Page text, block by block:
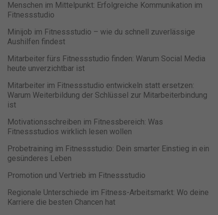
Menschen im Mittelpunkt: Erfolgreiche Kommunikation im
Fitnessstudio
Minijob im Fitnessstudio – wie du schnell zuverlässige
Aushilfen findest
Mitarbeiter fürs Fitnessstudio finden: Warum Social Media
heute unverzichtbar ist
Mitarbeiter im Fitnessstudio entwickeln statt ersetzen:
Warum Weiterbildung der Schlüssel zur Mitarbeiterbindung
ist
Motivationsschreiben im Fitnessbereich: Was
Fitnessstudios wirklich lesen wollen
Probetraining im Fitnessstudio: Dein smarter Einstieg in ein
gesünderes Leben
Promotion und Vertrieb im Fitnessstudio
Regionale Unterschiede im Fitness-Arbeitsmarkt: Wo deine
Karriere die besten Chancen hat